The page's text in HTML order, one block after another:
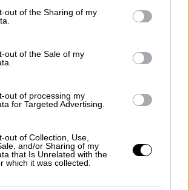
visit or usage behaviour. You may click to
to Google and its third-party tags to
below specified purposes in below Google
out of the Sharing of my
out of the Sale of my
out of processing my
for Targeted Advertising.
out of Collection, Use,
and/or Sharing of my
that Is Unrelated with the
which it was collected.
αρχών να φορέσουν
κόρη της. «Εδώ μιλάμε για
Σας λέω ότι θα έπρεπε
και να μη τα
ίδιο τσουβάλι. Ντρέπομαι
το ξαναλέω.Που ήταν ο
Γιατί δε τους εξέτασε
Έχουν να κάνουν με τα πιο
κόσμου. Βοηθάνε κόσμο,